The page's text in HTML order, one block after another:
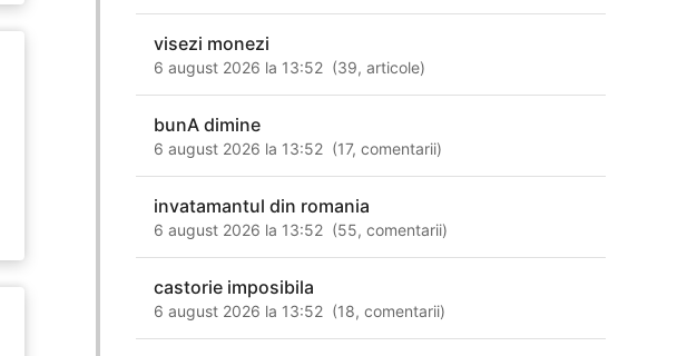
visezi monezi
6 august 2026 la 13:52 (39,articole)
bunA dimine
6 august 2026 la 13:52 (17,comentarii)
invatamantul din romania
6 august 2026 la 13:52 (55,comentarii)
castorie imposibila
6 august 2026 la 13:52 (18,comentarii)